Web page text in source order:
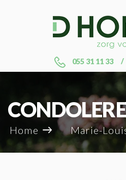
055 31 11 33
Home Marie-Louise